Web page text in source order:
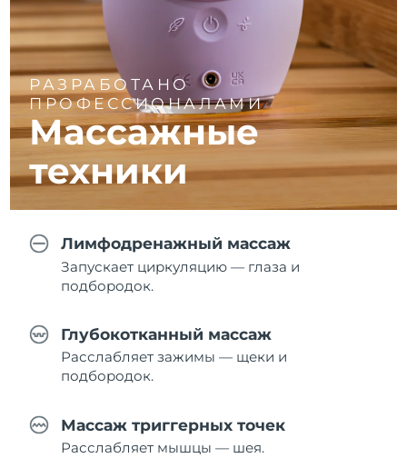
РАЗРАБОТАНО
ПРОФЕССИОНАЛАМИ
Массажные
техники
Лимфодренажный массаж
Запускает циркуляцию — глаза и
подбородок.
Глубокотканный массаж
Расслабляет зажимы — щеки и
подбородок.
Массаж триггерных точек
Расслабляет мышцы — шея.